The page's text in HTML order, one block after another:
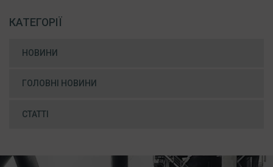
КАТЕГОРІЇ
НОВИНИ
ГОЛОВНІ НОВИНИ
СТАТТІ